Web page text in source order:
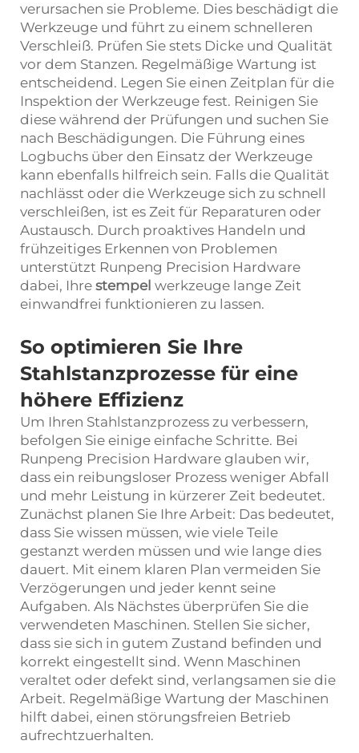
verursachen sie Probleme. Dies beschädigt die
Werkzeuge und führt zu einem schnelleren
Verschleiß. Prüfen Sie stets Dicke und Qualität
vor dem Stanzen. Regelmäßige Wartung ist
entscheidend. Legen Sie einen Zeitplan für die
Inspektion der Werkzeuge fest. Reinigen Sie
diese während der Prüfungen und suchen Sie
nach Beschädigungen. Die Führung eines
Logbuchs über den Einsatz der Werkzeuge
kann ebenfalls hilfreich sein. Falls die Qualität
nachlässt oder die Werkzeuge sich zu schnell
verschleißen, ist es Zeit für Reparaturen oder
Austausch. Durch proaktives Handeln und
frühzeitiges Erkennen von Problemen
unterstützt Runpeng Precision Hardware
dabei, Ihre stempel werkzeuge lange Zeit
einwandfrei funktionieren zu lassen.
So optimieren Sie Ihre
Stahlstanzprozesse für eine
höhere Effizienz
Um Ihren Stahlstanzprozess zu verbessern,
befolgen Sie einige einfache Schritte. Bei
Runpeng Precision Hardware glauben wir,
dass ein reibungsloser Prozess weniger Abfall
und mehr Leistung in kürzerer Zeit bedeutet.
Zunächst planen Sie Ihre Arbeit: Das bedeutet,
dass Sie wissen müssen, wie viele Teile
gestanzt werden müssen und wie lange dies
dauert. Mit einem klaren Plan vermeiden Sie
Verzögerungen und jeder kennt seine
Aufgaben. Als Nächstes überprüfen Sie die
verwendeten Maschinen. Stellen Sie sicher,
dass sie sich in gutem Zustand befinden und
korrekt eingestellt sind. Wenn Maschinen
veraltet oder defekt sind, verlangsamen sie die
Arbeit. Regelmäßige Wartung der Maschinen
hilft dabei, einen störungsfreien Betrieb
aufrechtzuerhalten.